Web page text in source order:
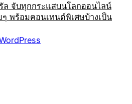
ล จับทุกกระแสบนโลกออนไลน์
พร้อมคอนเทนต์พิเศษบ้างเป็น